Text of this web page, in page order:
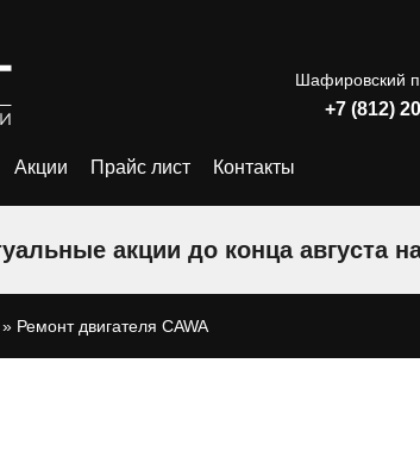
Шафировский
+7 (812)
Акции Прайс лист Контакты
акции до конца августа
» Ремонт двигателя CAWA